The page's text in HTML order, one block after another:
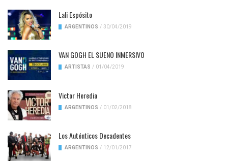
Lali Espósito
ARGENTINOS / 30/04/2019
VAN GOGH EL SUENO INMERSIVO
ARTISTAS / 01/04/2019
Victor Heredia
ARGENTINOS / 01/02/2018
Los Auténticos Decadentes
ARGENTINOS / 12/01/2017